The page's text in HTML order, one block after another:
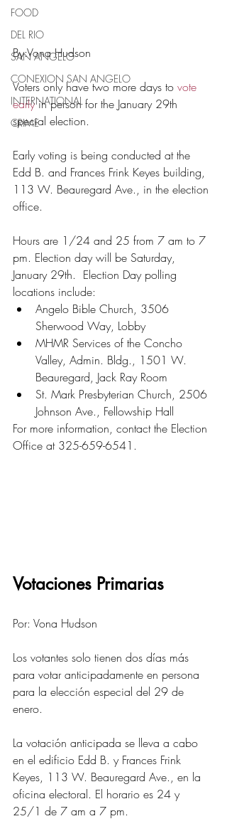
FOOD
DEL RIO
SAN ANGELO
CONEXION SAN ANGELO
INTERNATIONAL
CRIME
By:Vona Hudson
Voters only have two more days to vote
early in person for the January 29th
special election.
Early voting is being conducted at the
Edd B. and Frances Frink Keyes building,
113 W. Beauregard Ave., in the election
office.
Hours are 1/24 and 25 from 7 am to 7
pm. Election day will be Saturday,
January 29th.  Election Day polling
locations include:
Angelo Bible Church, 3506
Sherwood Way, Lobby
MHMR Services of the Concho
Valley, Admin. Bldg., 1501 W.
Beauregard, Jack Ray Room
St. Mark Presbyterian Church, 2506
Johnson Ave., Fellowship Hall
For more information, contact the Election
Office at 325-659-6541.
Votaciones Primarias
Por: Vona Hudson
Los votantes solo tienen dos días más
para votar anticipadamente en persona
para la elección especial del 29 de
enero.
La votación anticipada se lleva a cabo
en el edificio Edd B. y Frances Frink
Keyes, 113 W. Beauregard Ave., en la
oficina electoral. El horario es 24 y
25/1 de 7 am a 7 pm.